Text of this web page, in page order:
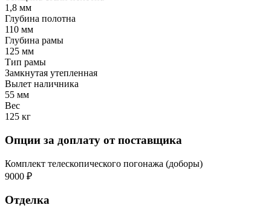
1,8 мм
Глубина полотна
110 мм
Глубина рамы
125 мм
Тип рамы
Замкнутая утепленная
Вылет наличника
55 мм
Вес
125 кг
Опции за доплату от поставщика
Комплект телескопического погонажа (доборы)
9000 ₽
Отделка